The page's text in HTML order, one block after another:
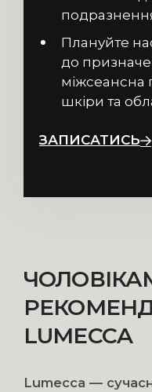
Плануйте
до
міжсеансна
шкіри та
ЗАПИСАТИСЬ
LUMECCA
Lumecca —